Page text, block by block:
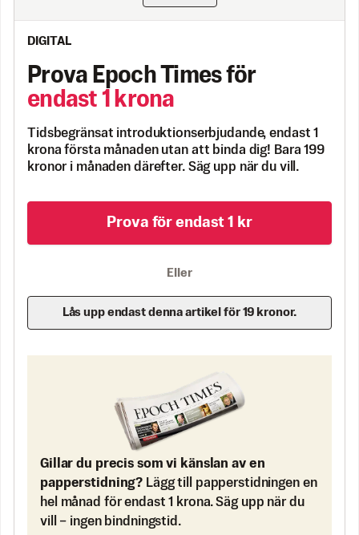
DIGITAL
Prova Epoch Times för
endast 1 krona
Tidsbegränsat introduktionserbjudande, endast 1
krona första månaden utan att binda dig! Bara 199
kronor i månaden därefter. Säg upp när du vill.
Prova för endast 1 kr
Eller
Lås upp endast denna artikel för 19 kronor.
Gillar du precis som vi känslan av en
papperstidning? Lägg till papperstidningen en
hel månad för endast 1 krona. Säg upp när du
vill – ingen bindningstid.